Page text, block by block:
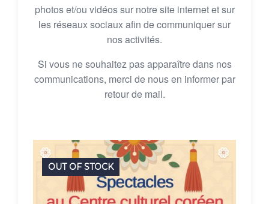
photos et/ou vidéos sur notre site internet et sur
les réseaux sociaux afin de communiquer sur
nos activités.
Si vous ne souhaitez pas apparaître dans nos
communications, merci de nous en informer par
retour de mail.
OUT OF STOCK